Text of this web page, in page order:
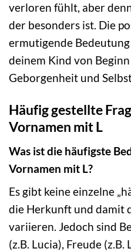
verloren fühlt, aber
der besonders ist. Die
ermutigende
deinem Kind von
Geborgenheit und
Häufig gestellte
Vornamen mit L
Was ist die häufigste
Vornamen mit L?
Es gibt keine einzelne
die Herkunft und damit
variieren. Jedoch sind
(z.B. Lucia), Freude